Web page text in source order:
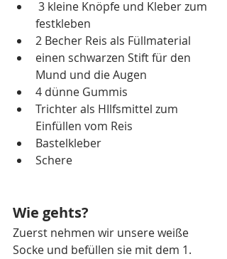
festkleben
2 Becher Reis als Füllmaterial
einen schwarzen Stift für den
Mund und die Augen
4 dünne Gummis
Trichter als HIlfsmittel zum
Einfüllen vom Reis
Bastelkleber
Schere
Wie gehts?
Zuerst nehmen wir unsere weiße
Socke und befüllen sie mit dem 1.